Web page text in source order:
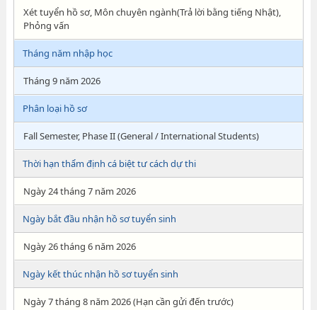
Xét tuyển hồ sơ, Môn chuyên ngành(Trả lời bằng tiếng Nhật),
Phỏng vấn
Tháng năm nhập học
Tháng 9 năm 2026
Phân loại hồ sơ
Fall Semester, Phase II (General / International Students)
Thời hạn thẩm định cá biệt tư cách dự thi
Ngày 24 tháng 7 năm 2026
Ngày bắt đầu nhận hồ sơ tuyển sinh
Ngày 26 tháng 6 năm 2026
Ngày kết thúc nhận hồ sơ tuyển sinh
Ngày 7 tháng 8 năm 2026 (Hạn cần gửi đến trước)